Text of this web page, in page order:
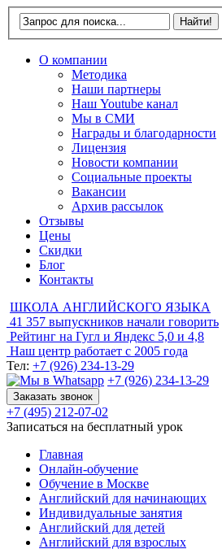
О компании
Методика
Наши партнеры
Наш Youtube канал
Мы в СМИ
Награды и благодарности
Лицензия
Новости компании
Социальные проекты
Вакансии
Архив рассылок
Отзывы
Цены
Скидки
Блог
Контакты
ШКОЛА АНГЛИЙСКОГО ЯЗЫКА
41 357 выпускников начали говорить
Рейтинг на Гугл и Яндекс 5,0 и 4,8
Наш центр работает с 2005 года
Тел: +7 (926) 234-13-29
+7 (926) 234-13-29
Заказать звонок
+7 (495) 212-07-02
Записаться на бесплатный урок
Главная
Онлайн-обучение
Обучение в Москве
Английский для начинающих
Индивидуальные занятия
Английский для детей
Английский для взрослых